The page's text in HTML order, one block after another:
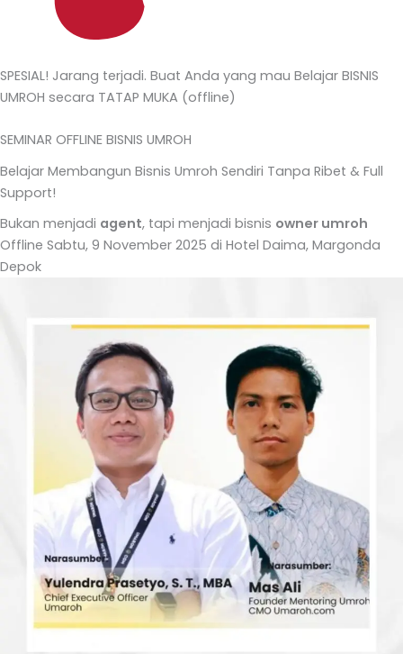
SPESIAL! Jarang terjadi. Buat Anda yang mau Belajar BISNIS
UMROH secara TATAP MUKA (offline)
SEMINAR OFFLINE BISNIS UMROH
Belajar Membangun Bisnis Umroh Sendiri Tanpa Ribet & Full
Support!
Bukan menjadi agent, tapi menjadi bisnis owner umroh
Offline Sabtu, 9 November 2025 di Hotel Daima, Margonda
Depok